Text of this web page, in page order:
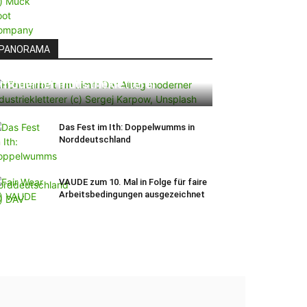
moderner Industriekletterer
Das Fest im Ith: Doppelwumms in
Norddeutschland
VAUDE zum 10. Mal in Folge für faire
Arbeitsbedingungen ausgezeichnet